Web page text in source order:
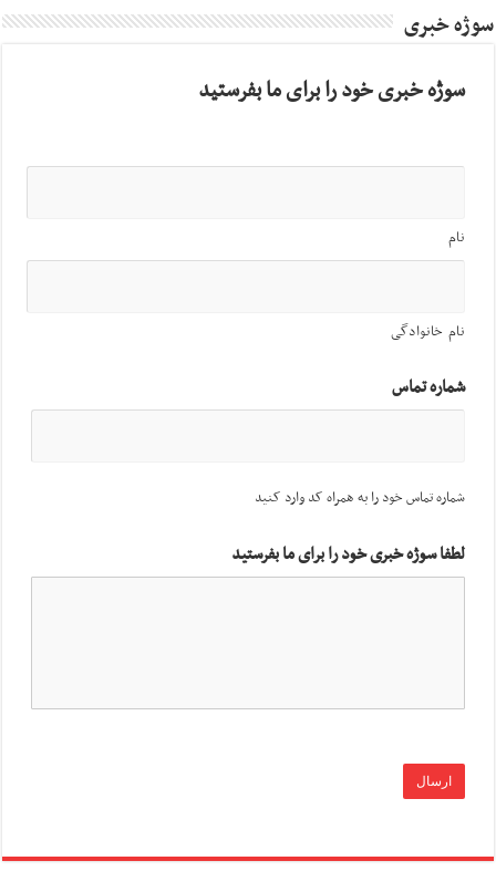
سوژه خبری
سوژه خبری خود را برای ما بفرستید
نام
نام خانوادگی
شماره تماس
شماره تماس خود را به همراه کد وارد کنید
لطفا سوژه خبری خود را برای ما بفرستید